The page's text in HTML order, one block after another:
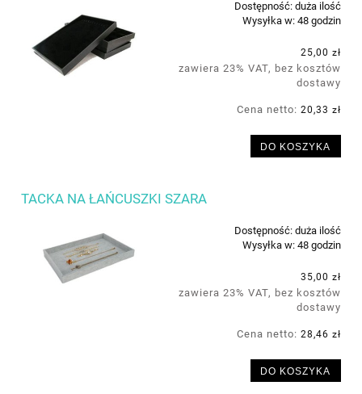
Dostępność: duża ilość
Wysyłka w: 48 godzin
25,00 zł
zawiera 23% VAT, bez kosztów
dostawy
Cena netto: 20,33 zł
DO KOSZYKA
TACKA NA ŁAŃCUSZKI SZARA
Dostępność: duża ilość
Wysyłka w: 48 godzin
35,00 zł
zawiera 23% VAT, bez kosztów
dostawy
Cena netto: 28,46 zł
DO KOSZYKA